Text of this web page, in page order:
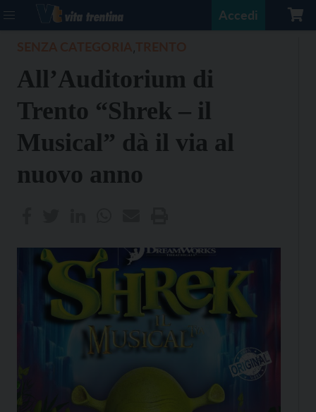
Accedi
,
All’Auditorium di
Trento “Shrek – il
Musical” dà il via al
nuovo anno